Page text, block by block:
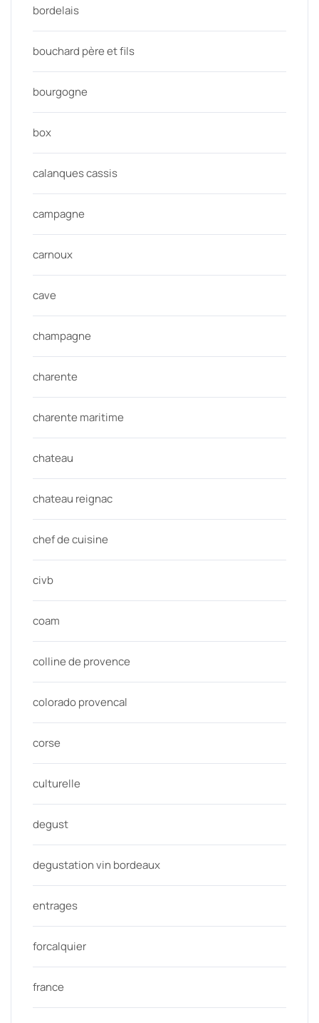
bordelais
bouchard père et fils
bourgogne
box
calanques cassis
campagne
carnoux
cave
champagne
charente
charente maritime
chateau
chateau reignac
chef de cuisine
civb
coam
colline de provence
colorado provencal
corse
culturelle
degust
degustation vin bordeaux
entrages
forcalquier
france